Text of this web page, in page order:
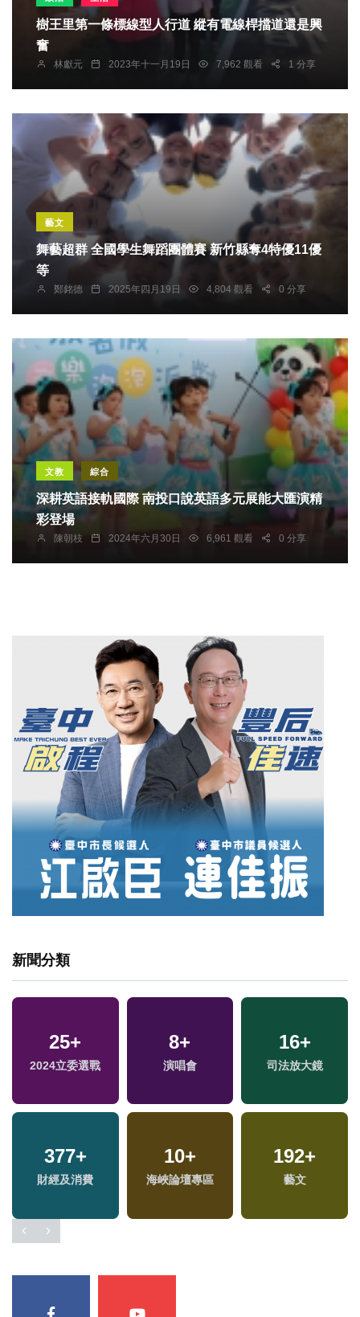
樹王里第一條標線型人行道 縱有電線桿擋道還是興
奮
林獻元 2023年十一月19日 7,962 觀看 1 分享
藝文
舞藝超群 全國學生舞蹈團體賽 新竹縣奪4特優11優
等
鄭銘德 2025年四月19日 4,804 觀看 0 分享
文教 綜合
深耕英語接軌國際 南投口說英語多元展能大匯演精
彩登場
陳朝枝 2024年六月30日 6,961 觀看 0 分享
新聞分類
25+
2024立委選戰
8+
演唱會
16+
司法放大鏡
377+
財經及消費
10+
海峽論壇專區
192+
藝文